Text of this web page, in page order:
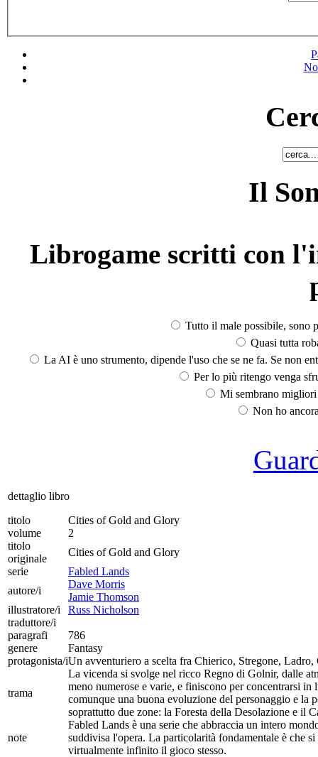
Il
Librogame scritti con
Tutto il male possibile, sono
Quasi tutta
La AI è uno strumento, dipende l'uso che se ne fa. Se non
Per lo più ritengo venga
Mi sembrano
Non ho
dettaglio libro
titolo
Cities of Gold and Glory
volume
2
titolo
originale
Cities of Gold and Glory
serie
Fabled Lands
autore/i
Dave Morris
Jamie Thomson
illustratore/i
Russ Nicholson
traduttore/i
paragrafi
786
genere
Fantasy
protagonista/iUn avventuriero a scelta fra Chierico, Stregone,
trama
La vicenda si svolge nel ricco Regno di Golnir, dalle
meno numerose e varie, e finiscono per concentrarsi in
comunque una buona evoluzione del personaggio e la
soprattutto due zone: la Foresta della Desolazione e il
note
Fabled Lands è una serie che abbraccia un intero
suddivisa l'opera. La particolarità fondamentale è che
virtualmente infinito il gioco stesso.